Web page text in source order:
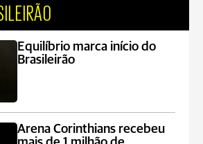
Equilíbrio marca início do
Brasileirão
Arena Corinthians recebeu